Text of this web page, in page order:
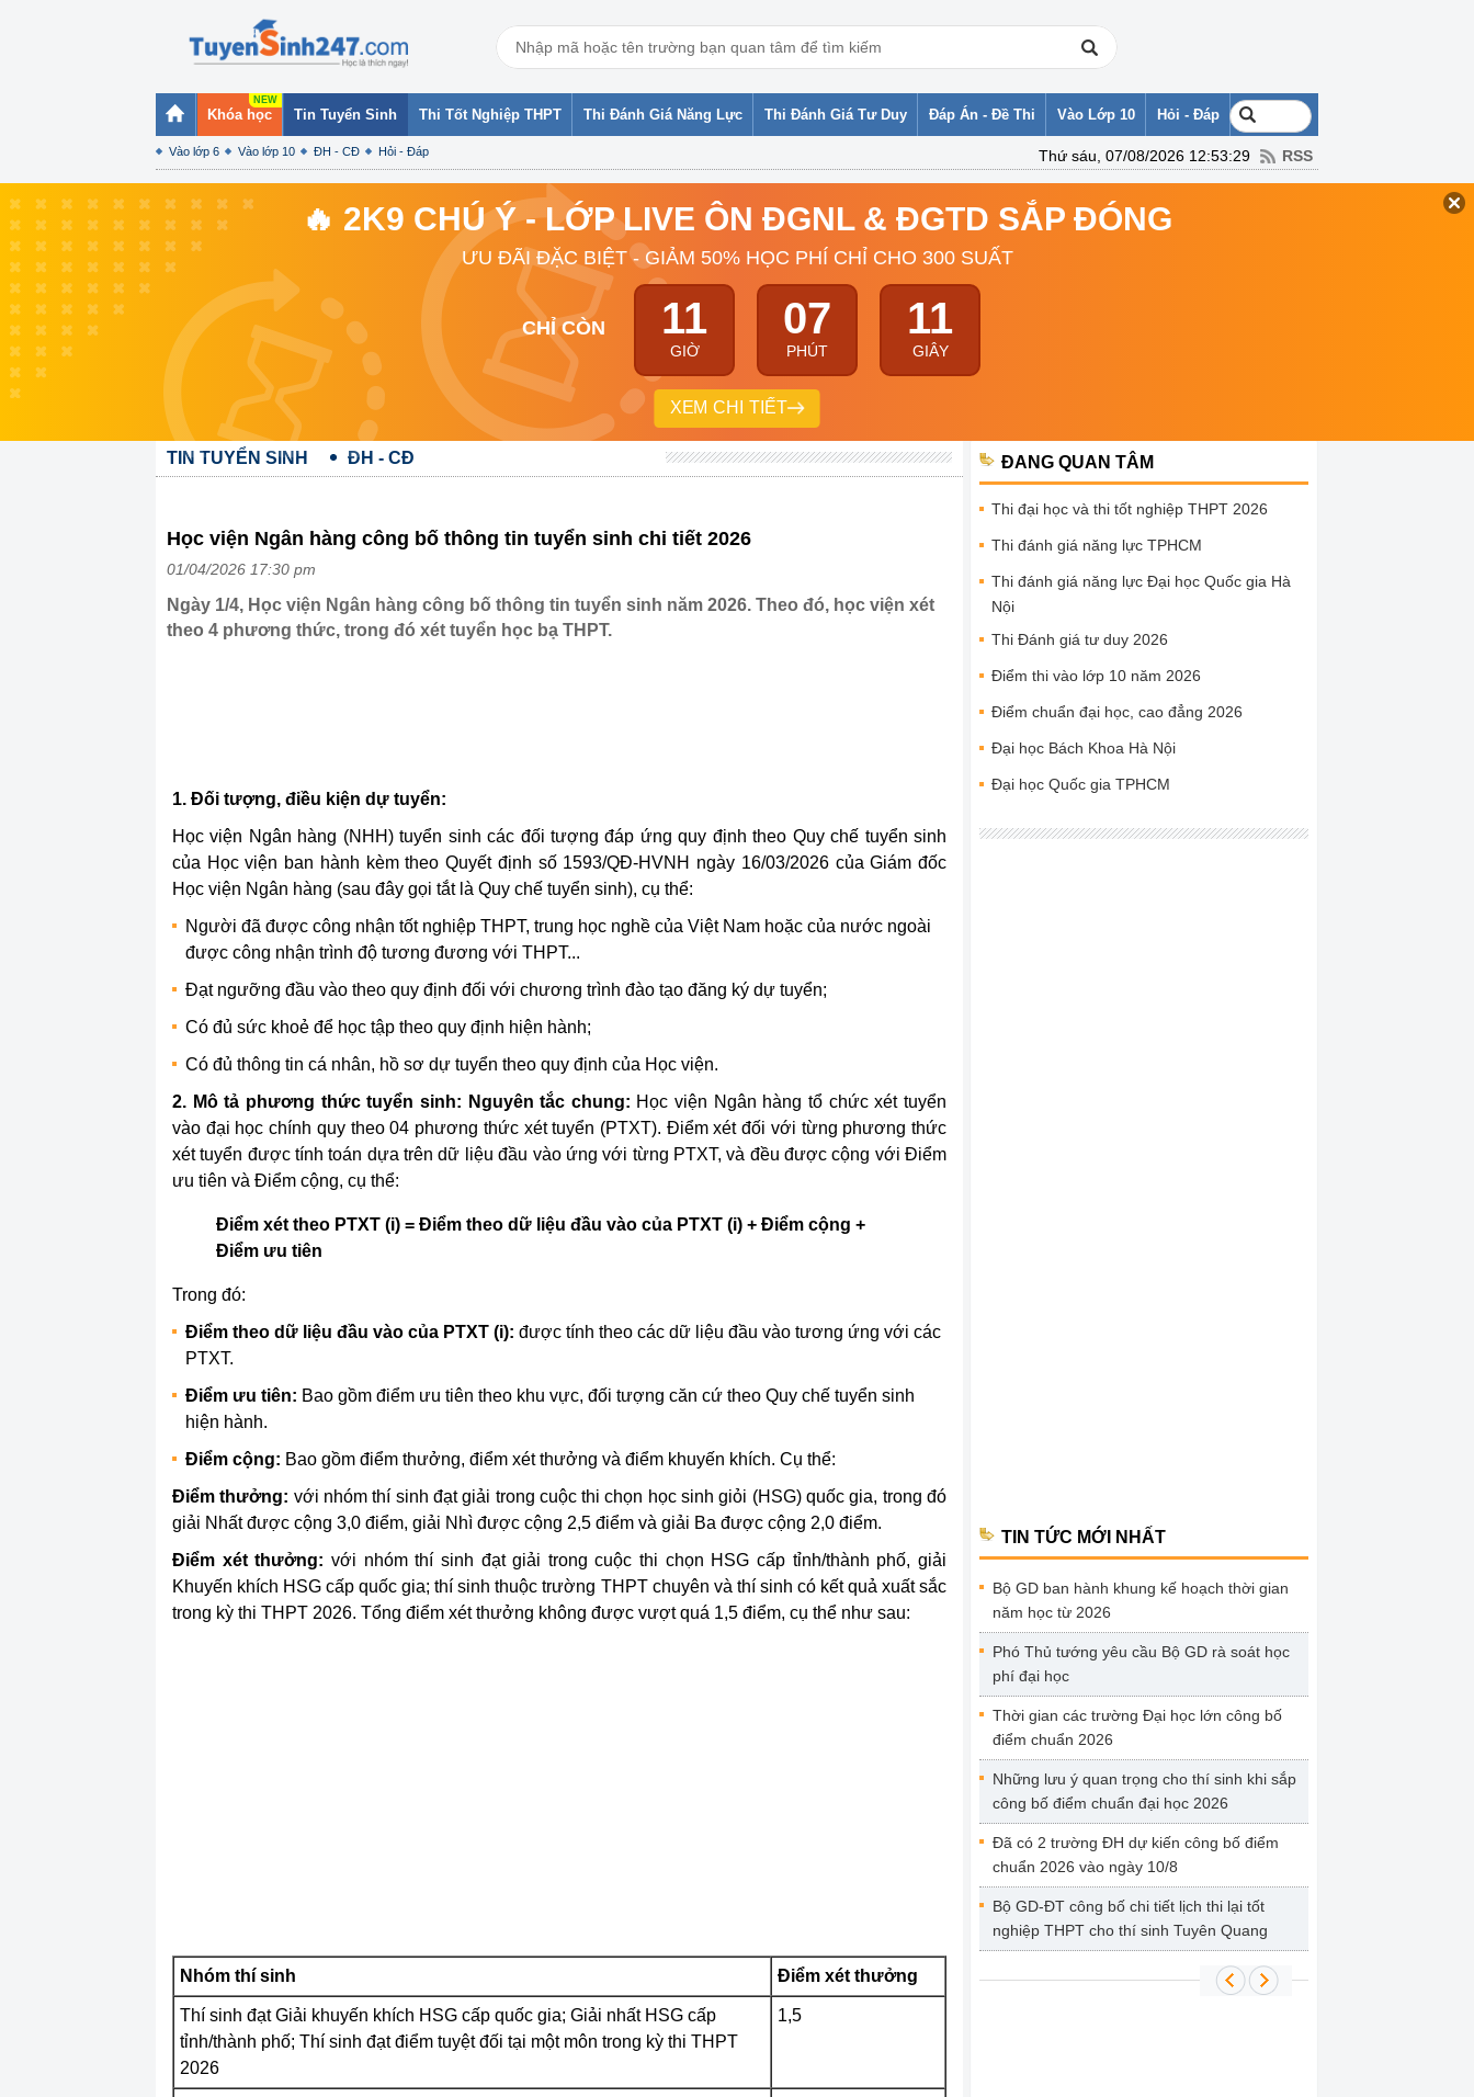
Khóa học Tin Tuyển Sinh
Vào lớp 6 Vào lớp 10 ĐH - CĐ Hỏi - Đáp
Thi Tốt Nghiệp THPT Thi Đánh Giá Năng Lực Thi Đánh Giá Tư Duy Đáp Án - Đề Thi Vào Lớp 10 Hỏi - Đáp
Thứ sáu, 07/08/2026 12:53:29 RSS
🔥 2K9 CHÚ Ý - LỚP LIVE ÔN ĐGNL & ĐGTD SẮP ĐÓNG
ƯU ĐÃI ĐẶC BIỆT - GIẢM 50% HỌC PHÍ CHỈ CHO 300 SUẤT
CHỈ CÒN 11
GIỜ
07
PHÚT
10
GIÂY
XEM CHI TIẾT
TIN TUYỂN SINH ĐH - CĐ
Học viện Ngân hàng công bố thông tin tuyển sinh chi tiết 2026
01/04/2026 17:30 pm
Ngày 1/4, Học viện Ngân hàng công bố thông tin tuyển sinh năm 2026. Theo đó, học viện xét
theo 4 phương thức, trong đó xét tuyển học bạ THPT.
1. Đối tượng, điều kiện dự tuyển:
Học viện Ngân hàng (NHH) tuyển sinh các đối tượng đáp ứng quy định theo Quy chế tuyển sinh
của Học viện ban hành kèm theo Quyết định số 1593/QĐ-HVNH ngày 16/03/2026 của Giám đốc
Học viện Ngân hàng (sau đây gọi tắt là Quy chế tuyển sinh), cụ thể:
Người đã được công nhận tốt nghiệp THPT, trung học nghề của Việt Nam hoặc của nước ngoài
được công nhận trình độ tương đương với THPT...
Đạt ngưỡng đầu vào theo quy định đối với chương trình đào tạo đăng ký dự tuyển;
Có đủ sức khoẻ để học tập theo quy định hiện hành;
Có đủ thông tin cá nhân, hồ sơ dự tuyển theo quy định của Học viện.
2. Mô tả phương thức tuyển sinh: Nguyên tắc chung: Học viện Ngân hàng tổ chức xét tuyển
vào đại học chính quy theo 04 phương thức xét tuyển (PTXT). Điểm xét đối với từng phương thức
xét tuyển được tính toán dựa trên dữ liệu đầu vào ứng với từng PTXT, và đều được cộng với Điểm
ưu tiên và Điểm cộng, cụ thể:
Điểm xét theo PTXT (i) = Điểm theo dữ liệu đầu vào của PTXT (i) + Điểm cộng +
Điểm ưu tiên
Trong đó:
Điểm theo dữ liệu đầu vào của PTXT (i): được tính theo các dữ liệu đầu vào tương ứng với các
PTXT.
Điểm ưu tiên: Bao gồm điểm ưu tiên theo khu vực, đối tượng căn cứ theo Quy chế tuyển sinh
hiện hành.
Điểm cộng: Bao gồm điểm thưởng, điểm xét thưởng và điểm khuyến khích. Cụ thể:
Điểm thưởng: với nhóm thí sinh đạt giải trong cuộc thi chọn học sinh giỏi (HSG) quốc gia, trong đó
giải Nhất được cộng 3,0 điểm, giải Nhì được cộng 2,5 điểm và giải Ba được cộng 2,0 điểm.
Điểm xét thưởng: với nhóm thí sinh đạt giải trong cuộc thi chọn HSG cấp tỉnh/thành phố, giải
Khuyến khích HSG cấp quốc gia; thí sinh thuộc trường THPT chuyên và thí sinh có kết quả xuất sắc
trong kỳ thi THPT 2026. Tổng điểm xét thưởng không được vượt quá 1,5 điểm, cụ thể như sau:
Nhóm thí sinh Điểm xét thưởng
Thí sinh đạt Giải khuyến khích HSG cấp quốc gia; Giải nhất HSG cấp
tỉnh/thành phố; Thí sinh đạt điểm tuyệt đối tại một môn trong kỳ thi THPT
2026
1,5
ĐANG QUAN TÂM
Thi đại học và thi tốt nghiệp THPT 2026
Thi đánh giá năng lực TPHCM
Thi đánh giá năng lực Đại học Quốc gia Hà
Nội
Thi Đánh giá tư duy 2026
Điểm thi vào lớp 10 năm 2026
Điểm chuẩn đại học, cao đẳng 2026
Đại học Bách Khoa Hà Nội
Đại học Quốc gia TPHCM
TIN TỨC MỚI NHẤT
Bộ GD ban hành khung kế hoạch thời gian
năm học từ 2026
Phó Thủ tướng yêu cầu Bộ GD rà soát học
phí đại học
Thời gian các trường Đại học lớn công bố
điểm chuẩn 2026
Những lưu ý quan trọng cho thí sinh khi sắp
công bố điểm chuẩn đại học 2026
Đã có 2 trường ĐH dự kiến công bố điểm
chuẩn 2026 vào ngày 10/8
Bộ GD-ĐT công bố chi tiết lịch thi lại tốt
nghiệp THPT cho thí sinh Tuyên Quang